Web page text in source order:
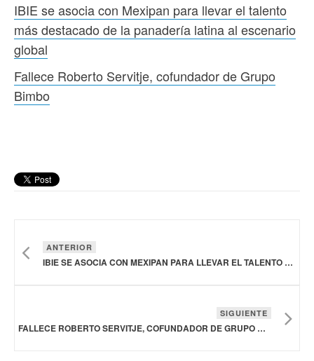
IBIE se asocia con Mexipan para llevar el talento
más destacado de la panadería latina al escenario
global
Fallece Roberto Servitje, cofundador de Grupo
Bimbo
ANTERIOR
IBIE SE ASOCIA CON MEXIPAN PARA LLEVAR EL TALENTO MÁS DESTACADO DE LA PANADERÍA LATINA AL ESCENARIO GLOBAL
SIGUIENTE
FALLECE ROBERTO SERVITJE, COFUNDADOR DE GRUPO BIMBO